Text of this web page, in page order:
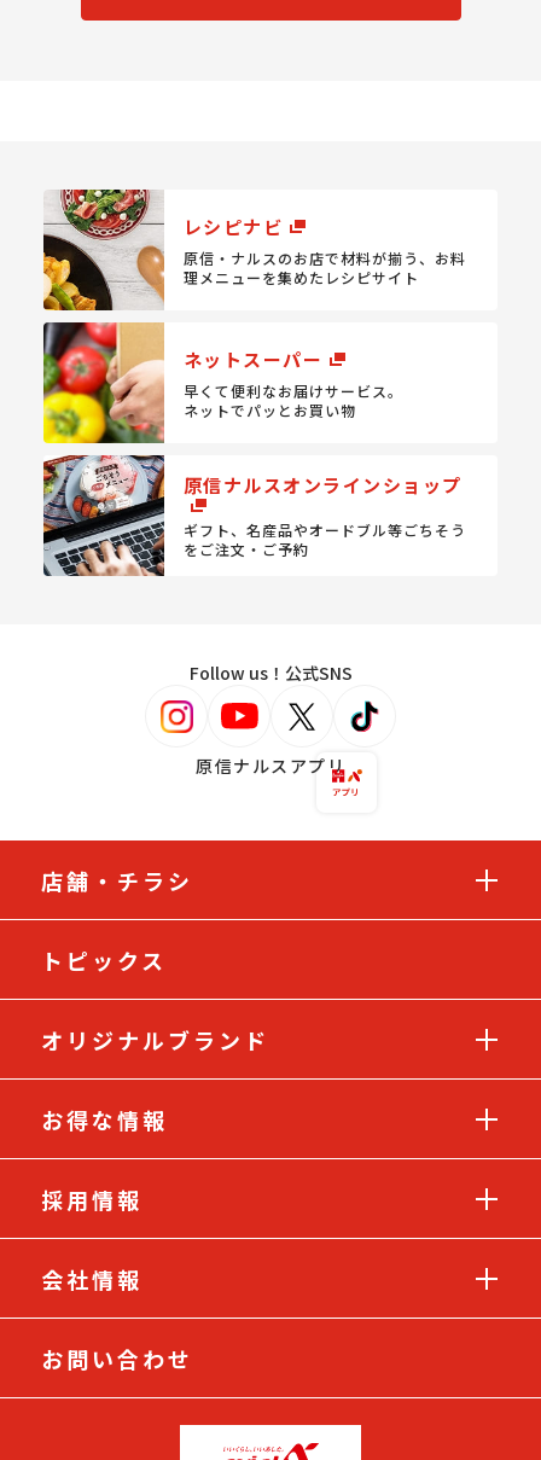
レシピナビ
原信・ナルスのお店で材料が揃う、 お料
理メニューを集めたレシピサイト
ネットスーパー
早くて便利なお届けサービス。
ネットでパッとお買い物
原信ナルスオンラインショップ
ギフト、名産品やオードブル等ごちそう
をご注文・ご予約
Follow us！公式SNS
原信ナルスアプリ
店舗・チラシ
トピックス
オリジナルブランド
お得な情報
採用情報
会社情報
お問い合わせ